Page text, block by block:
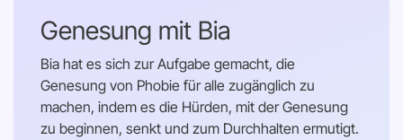
Genesung mit Bia
Bia hat es sich zur Aufgabe gemacht, die
Genesung von Phobie für alle zugänglich zu
machen, indem es die Hürden, mit der Genesung
zu beginnen, senkt und zum Durchhalten ermutigt.